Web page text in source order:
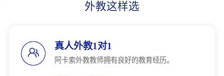
外教这样选
真人外教1对1
阿卡索外教教师拥有良好的教育经历。